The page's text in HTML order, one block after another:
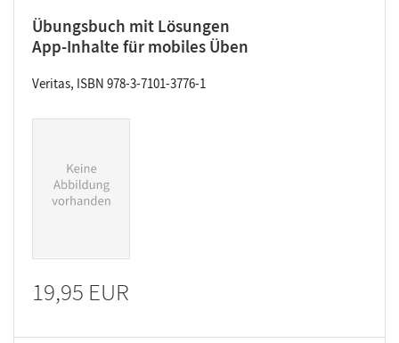
Übungsbuch mit Lösungen
App-Inhalte für mobiles Üben
Veritas, ISBN 978-3-7101-3776-1
19,95 EUR